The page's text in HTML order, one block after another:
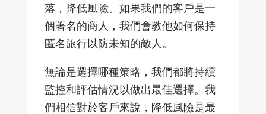
落，降低風險。如果我們的客戶是一
個著名的商人，我們會教他如何保持
匿名旅行以防未知的敵人。
無論是選擇哪種策略，我們都將持續
監控和評估情況以做出最佳選擇。我
們相信對於客戶來說，降低風險是最